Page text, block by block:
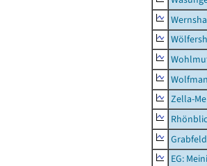
Zella-
Grabfeld
EG: